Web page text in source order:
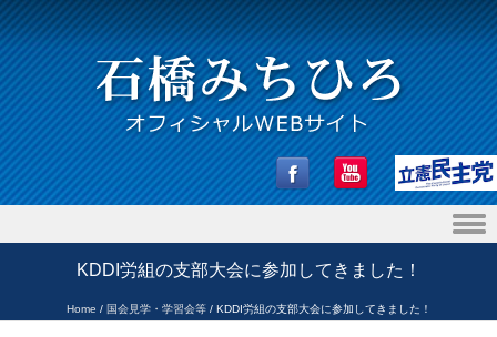
KDDI労組の支部大会に参加してきました！
Home / 国会見学・学習会等 /KDDI労組の支部大会に参加してきました！